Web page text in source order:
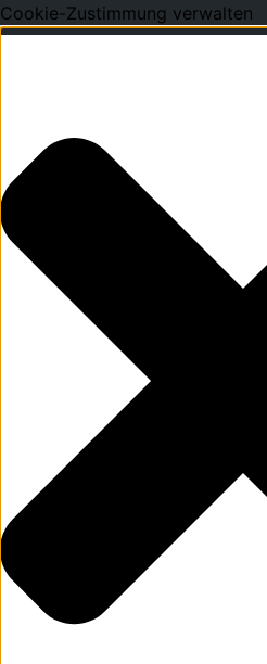
Cookie-Zustimmung verwalten